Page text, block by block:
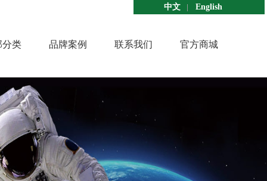
中文 English
分类 品牌案例 联系我们 官方商城